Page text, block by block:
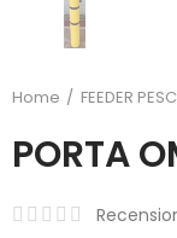
Home FEEDER
PORTA